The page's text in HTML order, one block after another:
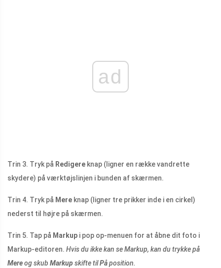
ad
Trin 3. Tryk på Redigere knap (ligner en række vandrette
skydere) på værktøjslinjen i bunden af ​​skærmen.
Trin 4. Tryk på Mere knap (ligner tre prikker inde i en cirkel)
nederst til højre på skærmen.
Trin 5. Tap på Markup i pop op-menuen for at åbne dit foto i
Markup-editoren. Hvisdu ikke kan se Markup, kan du trykke på
Mereog skub Markup skifte tilPåposition.